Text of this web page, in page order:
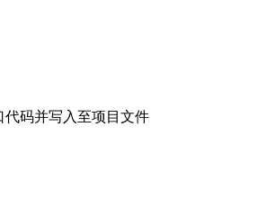
代码并写入至项目文件